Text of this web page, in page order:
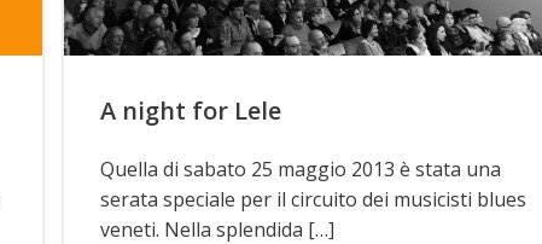
A night for Lele
Quella di sabato 25 maggio 2013 è stata una
serata speciale per il circuito dei musicisti blues
veneti. Nella splendida […]